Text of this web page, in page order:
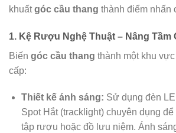
khuấtgóc cầu thang thành điểm nhấn
1. Kệ Rượu Nghệ Thuật – Nâng Tầm
Biến góc cầu thang thành một khu
cấp:
Thiết kế ánh sáng: Sử dụng đèn
Spot Hắt (tracklight) chuyên dụng
tập rượu hoặc đồ lưu niệm. Ánh